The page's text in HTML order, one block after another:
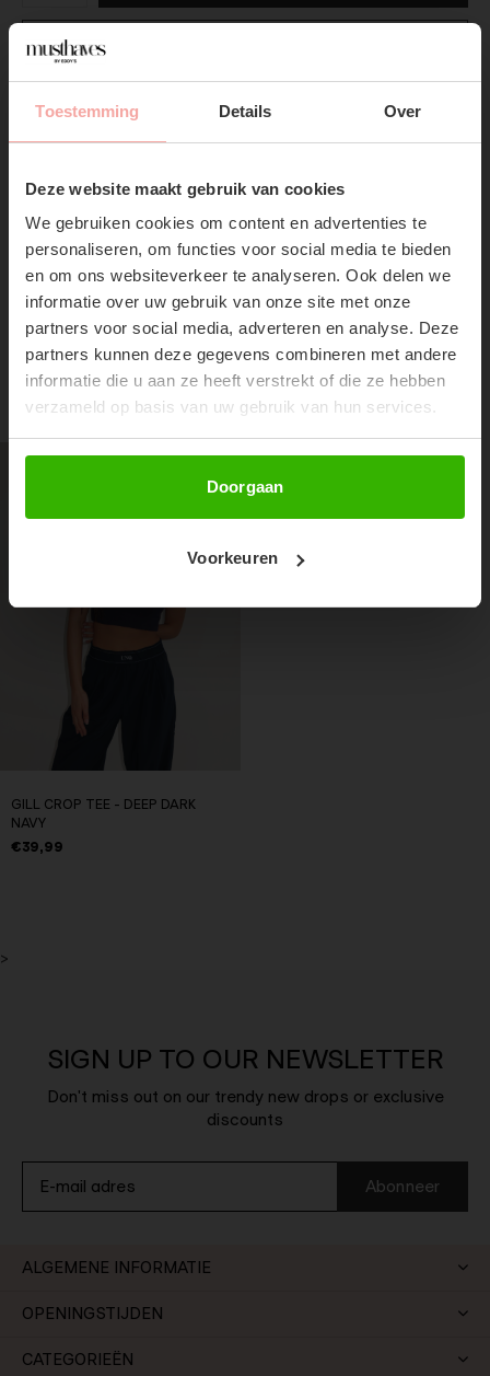
Toestemming Details Over
Deze website maakt gebruik van cookies
We gebruiken cookies om content en advertenties te
personaliseren, om functies voor social media te bieden
en om ons websiteverkeer te analyseren. Ook delen we
informatie over uw gebruik van onze site met onze
partners voor social media, adverteren en analyse. Deze
partners kunnen deze gegevens combineren met andere
informatie die u aan ze heeft verstrekt of die ze hebben
verzameld op basis van uw gebruik van hun services.
Doorgaan
Voorkeuren
SUBSCRIBE NOW & GET
10% OFF YOUR FIRST
ORDER!
Don't miss out on our trendy new drops or exclusive
Gratis verzending Vanaf €75,-
Verzenden & Retourneren
RECENTE ARTIKELEN
GILL CROP TEE - DEEP DARK
NAVY
€39,99
>
SIGN UP TO OUR NEWSLETTER
Don't miss out on our trendy new drops or exclusive
discounts
Abonneer
ALGEMENE INFORMATIE
OPENINGSTIJDEN
CATEGORIEËN